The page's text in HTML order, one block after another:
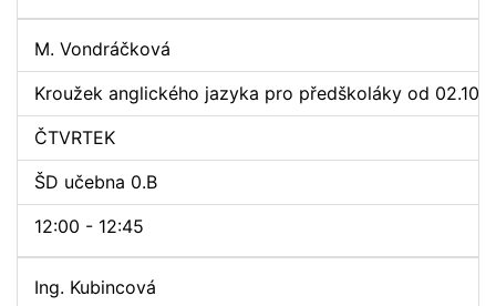
M. Vondráčková
Kroužek anglického jazyka pro předškoláky od
ČTVRTEK
ŠD učebna 0.B
12:00 - 12:45
Ing. Kubincová